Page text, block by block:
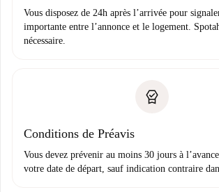
Vous disposez de 24h après l’arrivée pour
importante entre l’annonce et le logement.
nécessaire.
Conditions de Préavis
Vous devez prévenir au moins 30 jours à
votre date de départ, sauf indication contraire